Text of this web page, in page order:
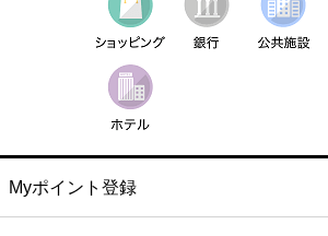
Myポイント登録